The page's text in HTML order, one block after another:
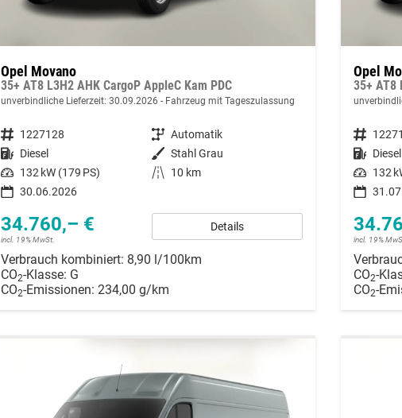
Opel Movano
35+ AT8 L3H2 AHK CargoP AppleC Kam PDC
unverbindliche Lieferzeit: 30.09.2026 Fahrzeug mit Tageszulassung
Fahrzeugnummer 1227128 Getriebe Automatik
Kraftstoff Diesel Außenfarbe Stahl Grau
Leistung 132 kW (179 PS) Kilometerstand
10 km
30.06.2026
34.760,– €
incl. 19% MwSt.
Details
Verbrauch kombiniert: 8,90 l/100km
CO2-Klasse: G
CO2-Emissionen: 234,00 g/km
Opel
35+ AT8
Fahrzeugnummer
Kraftstoff Diesel
Leistung 132
incl. 19%
CO2-
CO2-